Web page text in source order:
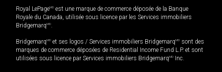
Royal LePageMD est une marque de commerce déposée de la Banque
Royale du Canada, utilisée sous licence par les Services immobiliers
BridgemarqMD.
BridgemarqMD et ses logos / Services immobiliers BridgemarqMD sont des
marques de commerce déposées de Residential Income Fund L.P. et sont
utilisées sous licence par Services immobiliers BridgemarqMD Inc.